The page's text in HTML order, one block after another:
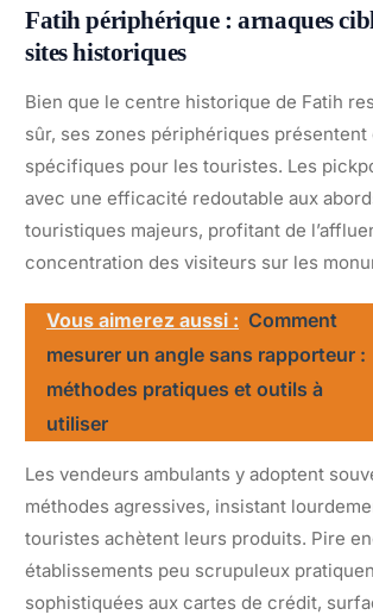
Fatih périphérique : arnaques
sites historiques
Bien que le centre historique de Fatih
sûr, ses zones périphériques présentent
spécifiques pour les touristes. Les
avec une efficacité redoutable aux
touristiques majeurs, profitant de
concentration des visiteurs sur les
Vous aimerez aussi : Comment
mesurer un angle sans rapporteur :
méthodes pratiques et outils à
utiliser
Les vendeurs ambulants y adoptent
méthodes agressives, insistant
touristes achètent leurs produits. Pire
établissements peu scrupuleux
sophistiquées aux cartes de crédit,